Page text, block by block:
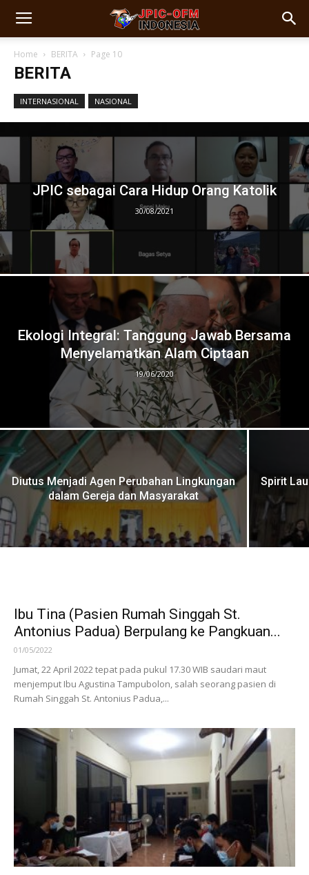
Home BERITA Page 10
BERITA
INTERNASIONAL NASIONAL
JPIC sebagai Cara Hidup Orang Katolik
30/08/2021
Ekologi Integral: Tanggung Jawab Bersama
Menyelamatkan Alam Ciptaan
19/06/2020
Diutus Menjadi Agen Perubahan Lingkungan
dalam Gereja dan Masyarakat
Spirit
Ibu Tina (Pasien Rumah Singgah St.
Antonius Padua) Berpulang ke Pangkuan...
01/05/2022
Jumat, 22 April 2022 tepat pada pukul 17.30 WIB saudari maut
menjemput Ibu Agustina Tampubolon, salah seorang pasien di
Rumah Singgah St. Antonius Padua,...